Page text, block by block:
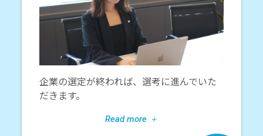
企業の選定が終われば、選考に進んでいた
だきます。